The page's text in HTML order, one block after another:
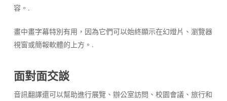
容。.
畫中畫字幕特別有用，因為它們可以始終顯示在幻燈片、瀏覽器
視窗或簡報軟體的上方。.
面對面交談
音訊翻譯還可以幫助進行展覽、辦公室訪問、校園會議、旅行和